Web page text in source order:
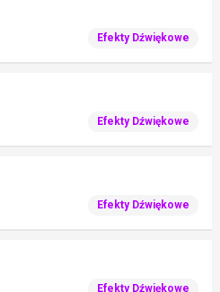
Efekty Dźwiękowe
Efekty Dźwiękowe
Efekty Dźwiękowe
Efekty Dźwiękowe